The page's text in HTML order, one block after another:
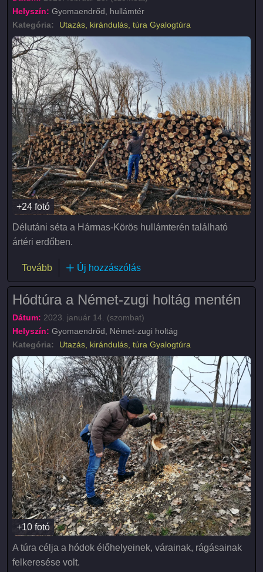
Helyszín: Gyomaendrőd, hullámtér
Kategória:
Utazás, kirándulás, túra Gyalogtúra
+24 fotó
Délutáni séta a Hármas-Körös hullámterén található
ártéri erdőben.
Tovább(Élőhelyrekonstrukciós program a Hármas-Körös
Új hozzászólás
Hódtúra a Német-zugi holtág mentén
Dátum: 2023. január 14. (szombat)
Helyszín: Gyomaendrőd, Német-zugi holtág
Kategória:
Utazás, kirándulás, túra Gyalogtúra
+10 fotó
A túra célja a hódok élőhelyeinek, várainak, rágásainak
felkeresése volt.